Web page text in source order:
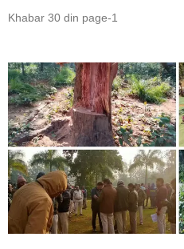
Khabar 30 din page-1